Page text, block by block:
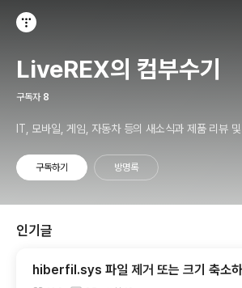
LiveREX의 컴부수기
구독자 8
IT, 모바일, 게임, 자동차 등의 새소식과 제품 리뷰
구독하기 방명록
인기글
hiberfil.sys 파일 제거 또는 크기 축소하